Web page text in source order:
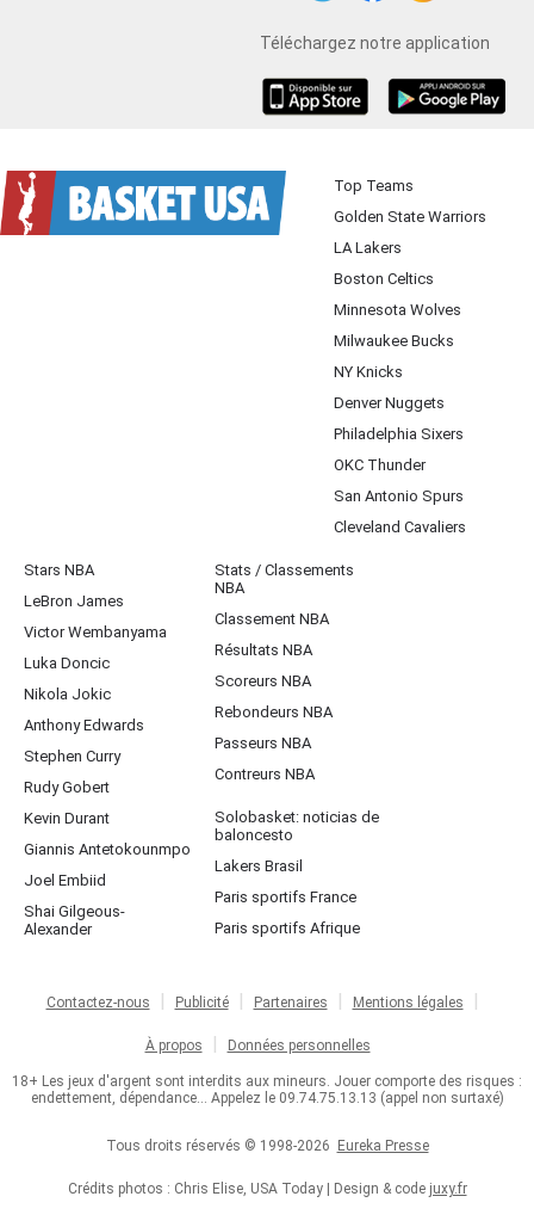
Téléchargez notre application
Top Teams
Golden State Warriors
LA Lakers
Boston Celtics
Minnesota Wolves
Milwaukee Bucks
NY Knicks
Denver Nuggets
Philadelphia Sixers
OKC Thunder
San Antonio Spurs
Cleveland Cavaliers
Stars NBA
LeBron James
Victor Wembanyama
Luka Doncic
Nikola Jokic
Anthony Edwards
Stephen Curry
Rudy Gobert
Kevin Durant
Giannis Antetokounmpo
Joel Embiid
Shai Gilgeous-
Alexander
Stats / Classements
NBA
Classement NBA
Résultats NBA
Scoreurs NBA
Rebondeurs NBA
Passeurs NBA
Contreurs NBA
Solobasket: noticias de
baloncesto
Lakers Brasil
Paris sportifs France
Paris sportifs Afrique
Contactez-nous Publicité Partenaires Mentions légales
À propos Données personnelles
18+ Les jeux d'argent sont interdits aux mineurs. Jouer comporte des risques :
endettement, dépendance... Appelez le 09.74.75.13.13 (appel non surtaxé)
Tous droits réservés © 1998-2026 Eureka Presse
Crédits photos : Chris Elise, USA Today | Design & code juxy.fr